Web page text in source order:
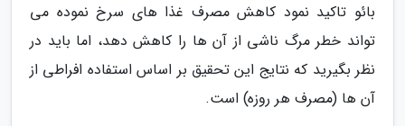
بائو تاکید نمود کاهش مصرف غذا های سرخ نموده می
تواند خطر مرگ ناشی از آن ها را کاهش دهد، اما باید در
نظر بگیرید که نتایج این تحقیق بر اساس استفاده افراطی از
آن ها (مصرف هر روزه) است.